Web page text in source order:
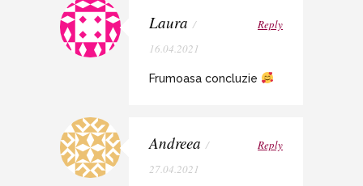
Laura /
16.04.2021
Reply
Frumoasa concluzie
Andreea /
27.04.2021
Reply